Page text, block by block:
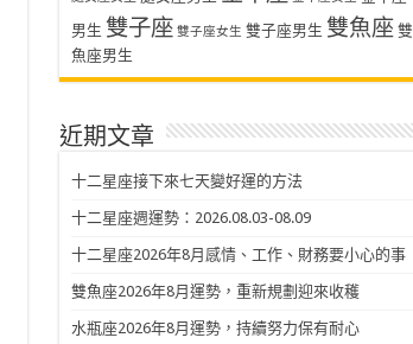
男生 雙子座 雙子座女生 雙子座男生 雙魚座 雙
魚座男生
近期文章
十二星座接下來七天變好運的方法
十二星座週運勢：2026.08.03-08.09
十二星座2026年8月感情、工作、財務要小心的事
雙魚座2026年8月運勢，重新規劃迎來收穫
水瓶座2026年8月運勢，持續努力保有耐心